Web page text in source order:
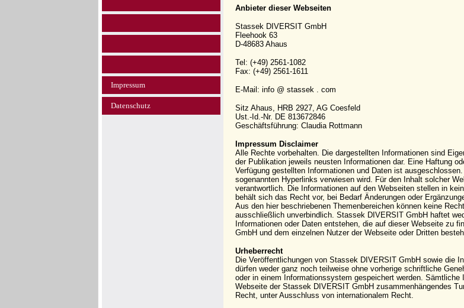
Impressum
Datenschutz
Anbieter dieser Webseiten
Stassek DIVERSIT GmbH
Fleehook 63
D-48683 Ahaus
Tel: (+49) 2561-1082
Fax: (+49) 2561-1611
E-Mail: info @ stassek . com
Sitz Ahaus, HRB 2927, AG Coesfeld
Ust.-Id.-Nr. DE 813672846
Geschäftsführung: Claudia Rottmann
Impressum Disclaimer
Alle Rechte vorbehalten. Die dargestellten Informationen sind
der Publikation jeweils neusten Informationen dar. Eine Haftung
Verfügung gestellten Informationen und Daten ist
sogenannten Hyperlinks verwiesen wird. Für den Inhalt solcher
verantwortlich. Die Informationen auf den Webseiten stellen in
behält sich das Recht vor, bei Bedarf Änderungen oder
Aus den hier beschriebenen Themenbereichen können keine
ausschließlich unverbindlich. Stassek DIVERSIT GmbH haftet
Informationen oder Daten entstehen, die auf dieser Webseite zu
GmbH und dem einzelnen Nutzer der Webseite oder Dritten
Urheberrecht
Die Veröffentlichungen von Stassek DIVERSIT GmbH sowie die
dürfen weder ganz noch teilweise ohne vorherige schriftliche
oder in einem Informationssystem gespeichert werden.
Webseite der Stassek DIVERSIT GmbH zusammenhängendes
Recht, unter Ausschluss von internationalem Recht.